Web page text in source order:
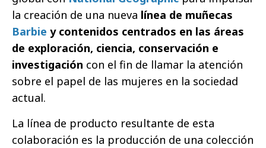
la creación de una nueva línea de muñecas
Barbie y contenidos centrados en las áreas
de exploración, ciencia, conservación e
investigación con el fin de llamar la atención
sobre el papel de las mujeres en la sociedad
actual.
La línea de producto resultante de esta
colaboración es la producción de una colección